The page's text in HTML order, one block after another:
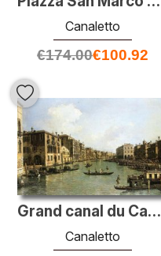
Canaletto
€174.00€100.92
Grand canal du Campo Santa Sofia vers le pont Rialto
Canaletto